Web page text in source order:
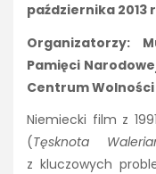
października 2013
Organizatorzy:
Pamięci
Centrum
Niemiecki film z
(Tęsknota
z kluczowych